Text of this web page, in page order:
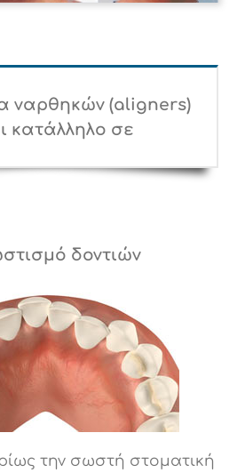
ναρθηκών (aligners)
κατάλληλο σε
δοντιών
την σωστή στοματική